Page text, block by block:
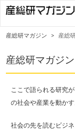
産総研マガジン > 産総
産総研マガジ
ここで語られる研究
の社会や産業を動かす
社会の先を読むビジ